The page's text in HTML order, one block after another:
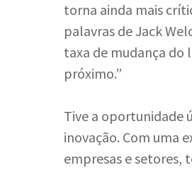
torna ainda mais
palavras de Jack
taxa de mudança do
próximo.”
Tive a oportunidade
inovação. Com uma
empresas e setores,